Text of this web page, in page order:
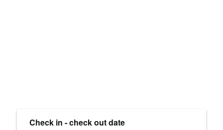
Check in - check out date